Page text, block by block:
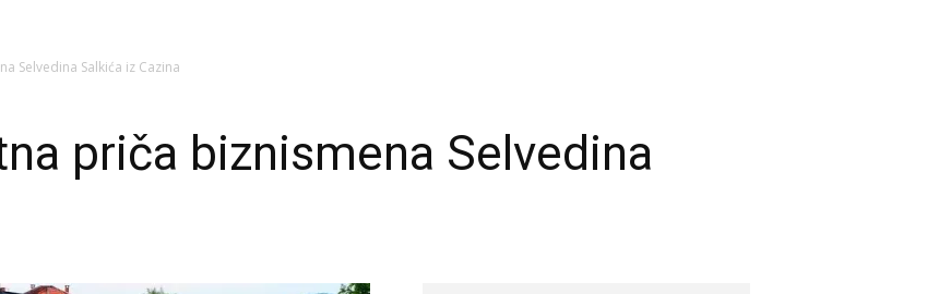
Selvedina Salkića iz Cazina
priča biznismena Selvedina